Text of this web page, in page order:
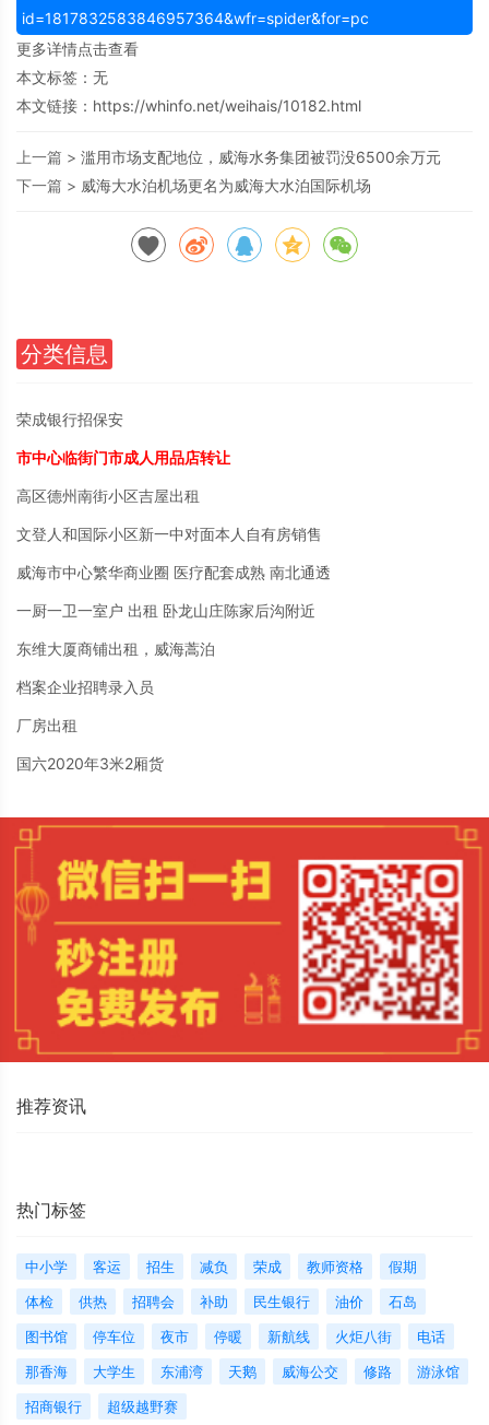
id=1817832583846957364&wfr=spider&for=pc
更多详情点击查看
本文标签：无
本文链接： https://whinfo.net/weihais/10182.html
上一篇 > 滥用市场支配地位，威海水务集团被罚没6500余万元
下一篇 > 威海大水泊机场更名为威海大水泊国际机场
分类信息
荣成银行招保安
市中心临街门市成人用品店转让
高区德州南街小区吉屋出租
文登人和国际小区新一中对面本人自有房销售
威海市中心繁华商业圈 医疗配套成熟 南北通透
一厨一卫一室户 出租 卧龙山庄陈家后沟附近
东维大厦商铺出租，威海蒿泊
档案企业招聘录入员
厂房出租
国六2020年3米2厢货
推荐资讯
热门标签
中小学 客运 招生 减负 荣成 教师资格
假期
体检
供热 招聘会 补助 民生银行 油价
石岛
图书馆
停车位 夜市 停暖 新航线 火炬八街
电话
那香海
大学生 东浦湾 天鹅 威海公交 修路
游泳馆
招商银行
超级越野赛